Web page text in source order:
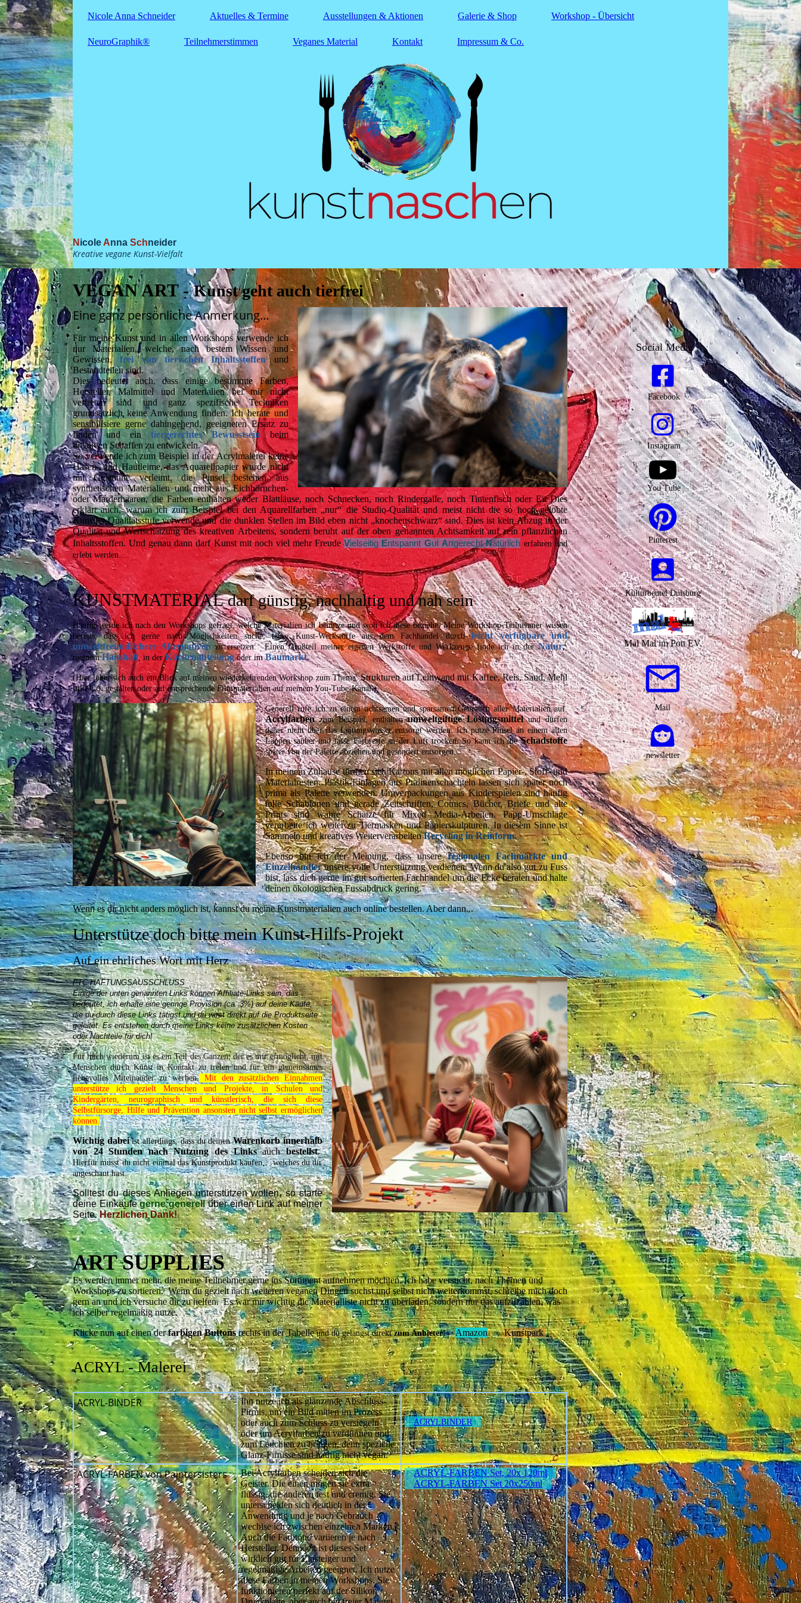
Nicole Anna Schneider Aktuelles & Termine Ausstellungen & Aktionen Galerie & Shop Workshop - Übersicht
NeuroGraphik® Teilnehmerstimmen Veganes Material Kontakt Impressum & Co.
N icoleAnna Schneider
Kreative vegane Kunst-Vielfalt
VEGAN ART -Kunst geht auch tierfrei
Eine ganz persönliche Anmerkung…
Für meine Kunst und in allen Workshops verwende ich
nur Materialien, welche, nach bestem Wissen und
Gewissen,frei von tierischen Inhaltsstoffenund
Bestandteilen sind.
Dies bedeutet auch, dass einige bestimmte Farben,
Hersteller, Malmittel und Materialien bei mir nicht
vertreten sind und ganz spezifische Techniken
grundsätzlich keine Anwendung finden.Ich berate und
sensibilisiere gernedahingehend, geeigneten Ersatz zu
finden und ein
tiergerechtes Bewusstsein beim
kreativen Schaffen zu entwickeln.
So verwende ich zum Beispiel in der Acrylmalerei keine
Hasen- und Hautleime, das Aquarellpapier wurde nicht
mit Gelantine verleimt, die Pinsel bestehen aus
synthetischen Materialien und nicht aus Eichhörnchen-
oder Marderhaaren, die Farben enthalten weder Blattläuse, noch Schnecken, noch Rindergalle, noch Tintenfisch oder Ei. Dies
erklärt auch, warum ich zum Beispiel bei den Aquarellfarben „nur“ die Studio-Qualität und meist nicht die so hoch gelobte
Künstler-Qualitätsstufe verwende und die dunklen Stellen im Bild eben nicht „knochenschwarz“ sind. Dies ist kein Abzug in der
Qualität und Wertschätzung des kreativen Arbeitens, sondern beruht auf der oben genannten Achtsamkeit auf rein pflanzlichen
Inhaltsstoffen. Und genau dann darf Kunst mit noch viel mehr Freude Vielseitig Entspannt Gut ArtgerechtNatürlich erfahren und
erlebt werden….
KUNSTMATERIALdarf günstig, nachhaltig und nah sein
Häufig werde ich nach den Workshops gefragt, welche Materialien ich benutze und woh ich diese beziehe. Meine Workshop-Teilnehmer wissen
bereits, dass ich gerne nach Möglichkeiten suche, teure Kunst-Werkstoffe aus dem Fachhandel durchleicht verfügbare und
umweltfreundlichere Alternativenzu ersetzen. Einen Großteil meiner eigenen Werkstoffe und Werkzeuge finde ich in der Natur,
meinemHaushalt, in derKüchenabteilungoder imBaumarkt.
(Hier lohnt sich auch ein Blick auf meinen wiederkehrenden Workshop zum Thema:Strukturen auf Leinwand mit Kaffee, Reis, Sand, Mehl
und Co.gestalten oder auf entsprechende Filmmaterialien auf meinem You-Tube-Kanal.)
Generell rufe ich zu einem achtsamen und sparsamen Gebrauch aller Materialien auf.
Acrylfarbenzum Beispiel, enthaltenumweltgiftige Lösungsmittelund dürfen
daher nicht über das Leitungswasser entsorgt werden. Ich putze Pinsel an einem alten
Lappen sauber und lasse Farbreste an der Luft trocken. So kann ich dieSchadstoffe
später von der Palette abziehen und gesondert entsorgen.
In meinem Zuhause türmen sich Kartons mit allen möglichen Papier-, Stoff- und
Materialresten. Plastik-Einlagen aus Pralinenschachteln lassen sich später noch
prima als Palette verwenden. Umverpackungen aus Kinderspielen sind häufig
tolle Schablonen und gerade Zeitschriften, Comics, Bücher, Briefe und alte
Prints sind wahre Schätze für Mixed Media-Arbeiten. Papp-Umschläge
verarbeite ich weiter zu Tiermasken und Papierskulpturen. In diesem Sinne ist
Sammeln und kreatives Weiterverarbeiten Recycling in Reinform.
Ebenso bin ich der Meinung, dass unsereregionalen Fachmärkte und
Einzelhändler unsere volle Unterstützung verdienen. Wenn du also gut zu Fuss
bist, lass dich gerne im gut sortierten Fachhandel um die Ecke beraten undhalte
deinen ökologischen Fussabdruck gering.
Wenn es dir nicht anders möglich ist, kannst du meine Kunstmaterialien auch online bestellen. Aber dann...
Unterstütze doch bitte meinKunst-Hilfs-Projekt
Auf ein ehrliches Wort mit Herz
FTC HAFTUNGSAUSSCHLUSS
Einige der unten genannten Links können Affiliate-Links sein, das
bedeutet, ich erhalte eine geringe Provision (ca. 3%) auf deine Käufe,
die du durch diese Links tätigst und du wirst direkt auf die Produktseite
geleitet. Es entstehen durch meine Links keine zusätzlichen Kosten
oder Nachteile für dich!
Für mich wiederum ist es ein Teil des Ganzen, der es mir ermöglicht, mit
Menschen durch Kunst in Kontakt zu treten und für ein gemeinsames
liebevolles Miteinander zu werben. Mit den zusätzlichen Einnahmen
unterstütze ich gezielt Menschen und Projekte, in Schulen und
Kindergärten, neurographisch und künstlerisch, die sich diese
Selbstfürsorge, Hilfe und Prävention ansonsten nicht selbst ermöglichen
können.
Wichtig dabeiist allerdings, dass du deinenWarenkorb innerhalb
von 24 Stunden nach Nutzung des Linksauchbestellst.
Hierfür musst du nicht einmal das Kunstprodukt kaufen, welches du dir
angeschaut hast.
Solltest du dieses Anliegen unterstützen wollen, so starte
deine Einkäufegerne generellüber einen Link auf meiner
Seite.Herzlichen Dank!
ART SUPPLIES
Es werden immer mehr, die meine Teilnehmer gerne ins Sortiment aufnehmen möchten. Ich habe versucht, nach Themen und
Workshops zu sortieren. Wenn du gezielt nach weiteren veganen Dingen suchst und selbst nicht weiterkommst, schreibe mich doch
gern an und ich versuche dir zu helfen. Es war mir wichtig die Materialliste nicht zu überladen, sondern nur das aufzuzählen, was
ich selber regelmäßig nutze.
Klicke nun auf einen derfarbigen Buttonsrechts in der Tabelleund du gelangst direktzum Anbieter!Amazon Kunstpark
ACRYL - Malerei
ACRYL-BINDER
Ihn nutze ich als glänzende Abschluss-
Firmis, um ein Bild mitten im Prozess
oder auch zum Schluss zu versiegeln
oder um Acrylfarben zu verdünnen und
zum Leuchten zu bringen, denn spezielle
Glanz-Firnisse sind häufig nicht vegan.
ACRYLBINDER
ACRYL-FARBENvon Paintersisters
Bei Acrylfarben scheiden sich die
Geister. Die einen mögen sie extra
flüssig, die anderen fest und cremig. Sie
unterscheiden sich deutlich in der
Anwendung und je nach Gebrauch
wechlse ich zwischen einzelnen Marken.
Auch die Farbtöne variieren je nach
Hersteller. Dennoch ist dieses Set
wirklich gut für Einsteiger und
regelmäßige Arbeiten geeignet. Ich nutze
diese Farben in meinen Workshops. Sie
funktionieren perfekt auf der Silikon
ACRYL-FARBEN Set, 20x 120ml
ACRYL-FARBEN Set 20x250ml
Social Media
Facebook
Instagram
You Tube
Pinterest
Kulturbeutel Duisburg
Mal Mal im Pott EV.
Mail
newsletter